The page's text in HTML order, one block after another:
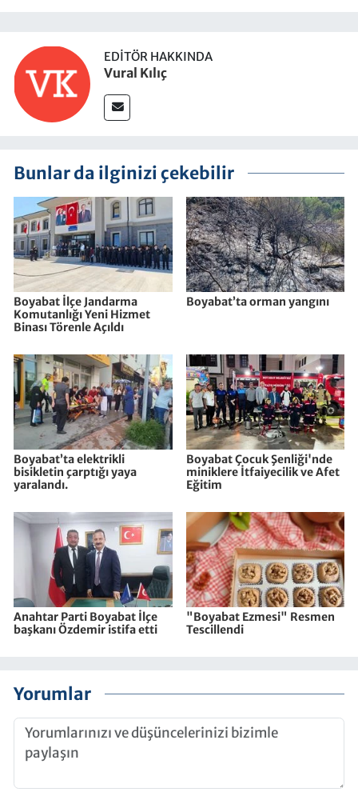
EDITÖR HAKKINDA
Vural Kılıç
Bunlar da ilginizi çekebilir
Boyabat İlçe Jandarma
Komutanlığı Yeni Hizmet
Binası Törenle Açıldı
Boyabat’ta orman yangını
Boyabat’ta elektrikli
bisikletin çarptığı yaya
yaralandı.
Boyabat Çocuk Şenliği'nde
miniklere İtfaiyecilik ve Afet
Eğitim
Anahtar Parti Boyabat İlçe
başkanı Özdemir istifa etti
"Boyabat Ezmesi" Resmen
Tescillendi
Yorumlar